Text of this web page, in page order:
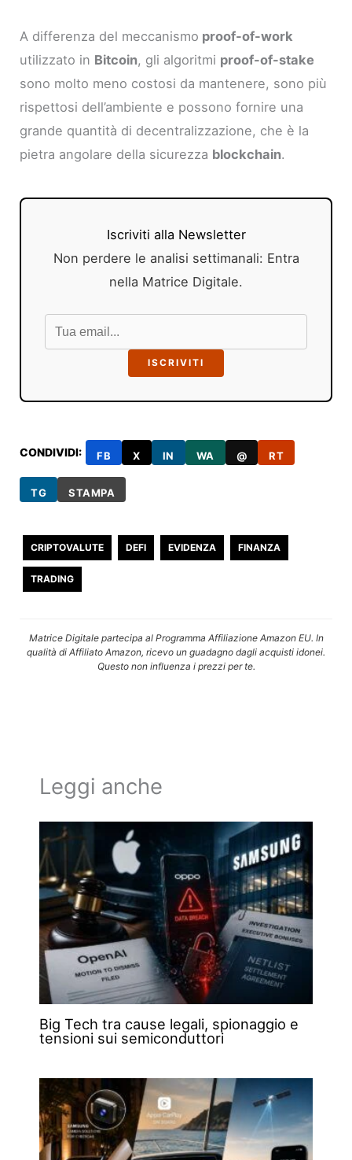
A differenza del meccanismo proof-of-work
utilizzato in Bitcoin, gli algoritmi proof-of-stake
sono molto meno costosi da mantenere, sono più
rispettosi dell’ambiente e possono fornire una
grande quantità di decentralizzazione, che è la
pietra angolare della sicurezza blockchain.
Iscriviti alla Newsletter
Non perdere le analisi settimanali: Entra
nella Matrice Digitale.
ISCRIVITI
CONDIVIDI: FB X IN WA @ RT
TG STAMPA
CRIPTOVALUTE DEFI EVIDENZA FINANZA
TRADING
Matrice Digitale partecipa al Programma Affiliazione Amazon EU. In
qualità di Affiliato Amazon, ricevo un guadagno dagli acquisti idonei.
Questo non influenza i prezzi per te.
Leggi anche
Big Tech tra cause legali, spionaggio e
tensioni sui semiconduttori